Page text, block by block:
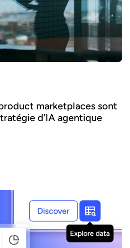
marketplaces sont
d’IA agentique